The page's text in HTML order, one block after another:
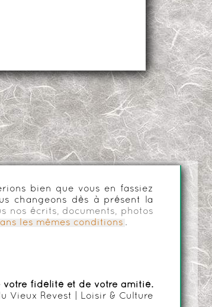
bien que vous en fassiez
changeons dès à présent la
nos écrits, documents, photos
les mêmes conditions .
votre fidélité et de votre amitié.
Vieux Revest | Loisir & Culture